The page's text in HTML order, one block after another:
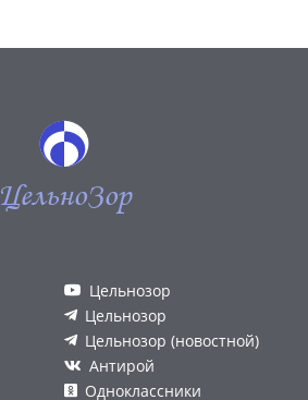
ЦельноЗор
Цельнозор
Цельнозор
Цельнозор (новостной)
Антирой
Одноклассники